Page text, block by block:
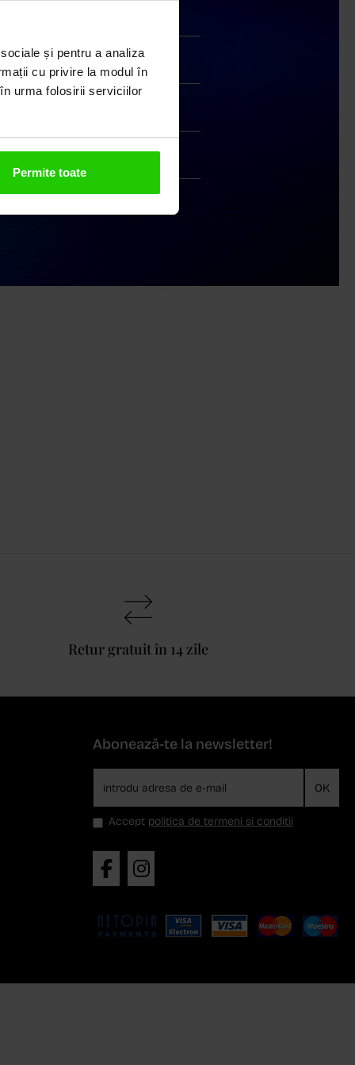
și pentru a analiza
cu privire la modul în
urma folosirii serviciilor
Permite toate
în 24 - 48h
Retur gratuit în 14 zile
Abonează-te la newsletter!
OK
Accept politica de termeni si conditii